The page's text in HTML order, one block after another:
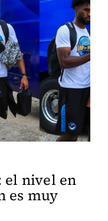
el nivel en
es muy